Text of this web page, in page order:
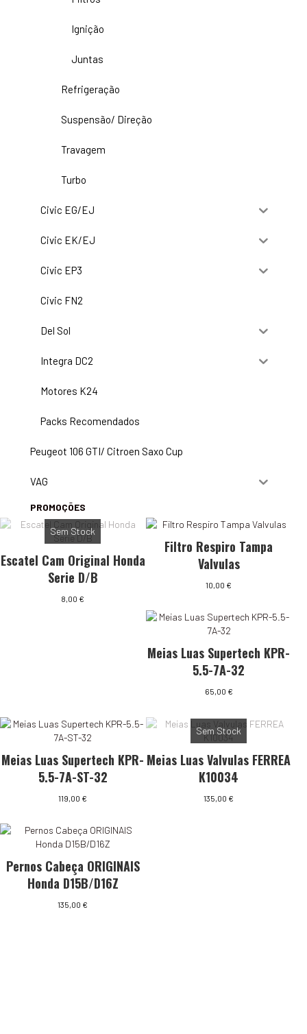
Ignição
Juntas
Refrigeração
Suspensão/ Direção
Travagem
Turbo
Civic EG/EJ
Civic EK/EJ
Civic EP3
Civic FN2
Del Sol
Integra DC2
Motores K24
Packs Recomendados
Peugeot 106 GTI/ Citroen Saxo Cup
VAG
PROMOÇÕES
Sem Stock
Escatel Cam Original Honda
Serie D/B
8,00 €
Filtro Respiro Tampa
Valvulas
10,00 €
Meias Luas Supertech KPR-
5.5-7A-32
65,00 €
Meias Luas Supertech KPR-
5.5-7A-ST-32
119,00 €
Sem Stock
Meias Luas Valvulas FERREA
K10034
135,00 €
Pernos Cabeça ORIGINAIS
Honda D15B/D16Z
135,00 €